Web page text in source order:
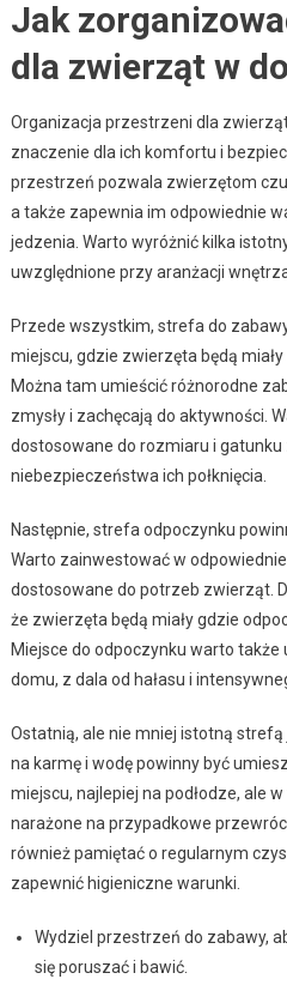
Jak
dla zwierząt w
Organizacja przestrzeni dla
znaczenie dla ich komfortu i
przestrzeń pozwala zwierzętom
a także zapewnia im odpowiednie
jedzenia. Warto wyróżnić kilka
uwzględnione przy aranżacji
Przede wszystkim, strefa do
miejscu, gdzie zwierzęta będą
Można tam umieścić różnorodne
zmysły i zachęcają do aktywności.
dostosowane do rozmiaru i
niebezpieczeństwa ich połknięcia.
Następnie, strefa odpoczynku
Warto zainwestować w
dostosowane do potrzeb zwierząt.
że zwierzęta będą miały gdzie
Miejsce do odpoczynku warto także
domu, z dala od hałasu i
Ostatnią, ale nie mniej istotną
na karmę i wodę powinny być
miejscu, najlepiej na podłodze, ale
narażone na przypadkowe
również pamiętać o regularnym
zapewnić higieniczne warunki.
Wydziel przestrzeń do zabawy,
się poruszać i bawić.